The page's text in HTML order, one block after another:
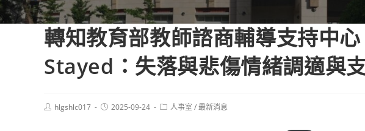
轉知教育部教師諮商輔導支持中
Stayed：失落與悲傷情緒調適與
Posthlgshlc017
Post2025-09-24
Post人事室 /最新消息